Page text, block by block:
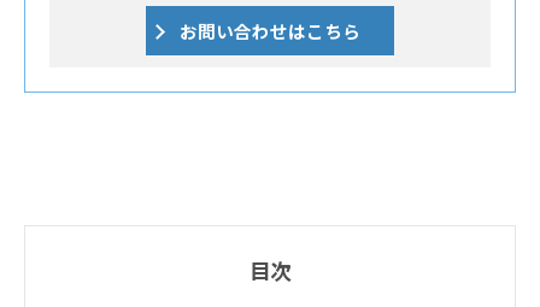
お問い合わせはこちら
目次